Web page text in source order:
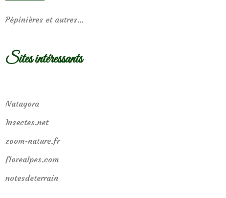
Pépinières et autres…
Sites intéressants
Natagora
Insectes.net
zoom-nature.fr
florealpes.com
notesdeterrain